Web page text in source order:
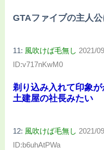
GTAファイブの主人
11: 風吹けば毛無し 2021/
ID:v717nKwM0
剃り込み入れて印象
土建屋の社長みたい
12: 風吹けば毛無し 2021/
ID:b6uhAtPWa